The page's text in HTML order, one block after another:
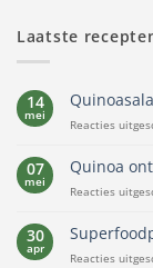
Laatste
14
mei
Reacties
07
mei
Quinoa
Reacties
30
apr
Reacties